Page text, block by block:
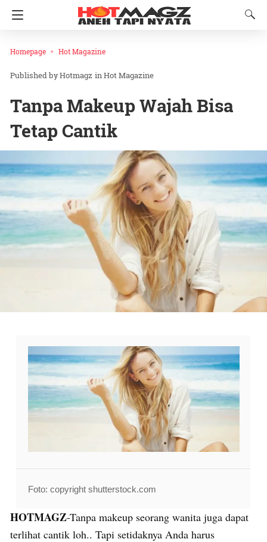
Homepage Hot Magazine
Hotmagz inHot Magazine
Tanpa Makeup Wajah Bisa
Tetap Cantik
Foto: copyright shutterstock.com
HOTMAGZ-Tanpa makeup seorang wanita juga dapat
terlihat cantik loh.. Tapi setidaknya Anda harus